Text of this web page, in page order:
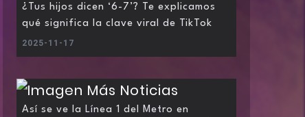
¿Tus hijos dicen ‘6-7’? Te explicamos
qué significa la clave viral de TikTok
2025-11-17
Así se ve la Línea 1 del Metro en